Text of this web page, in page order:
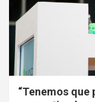
“Tenemos que